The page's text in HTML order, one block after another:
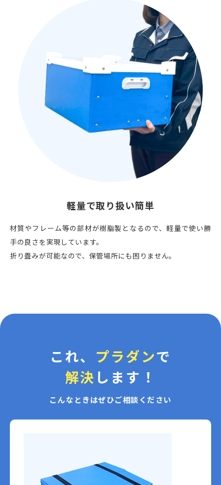
軽量で取り扱い簡単
材質やフレーム等の部材が樹脂製となるので、軽量で使い勝
手の良さを実現しています。
折り畳みが可能なので、保管場所にも困りません。
これ、 プラダンで
解決 します！
こんなときはぜひご相談ください